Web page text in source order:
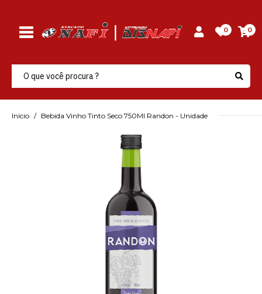
0 0
Início Bebida Vinho Tinto Seco 750Ml Randon - Unidade